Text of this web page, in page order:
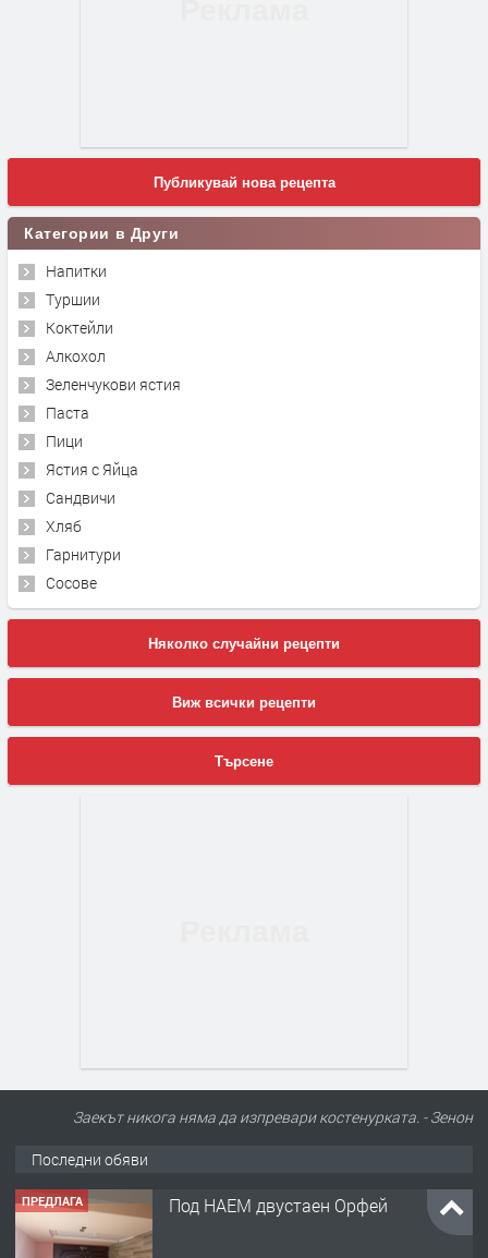
Публикувай нова рецепта
Категории в Други
Напитки
Туршии
Коктейли
Алкохол
Зеленчукови ястия
Паста
Пици
Ястия с Яйца
Сандвичи
Хляб
Гарнитури
Сосове
Няколко случайни рецепти
Виж всички рецепти
Търсене
Заекът никога няма да изпревари костенурката. - Зенон
Последни обяви
ПРЕДЛАГА Под НАЕМ двустаен Орфей